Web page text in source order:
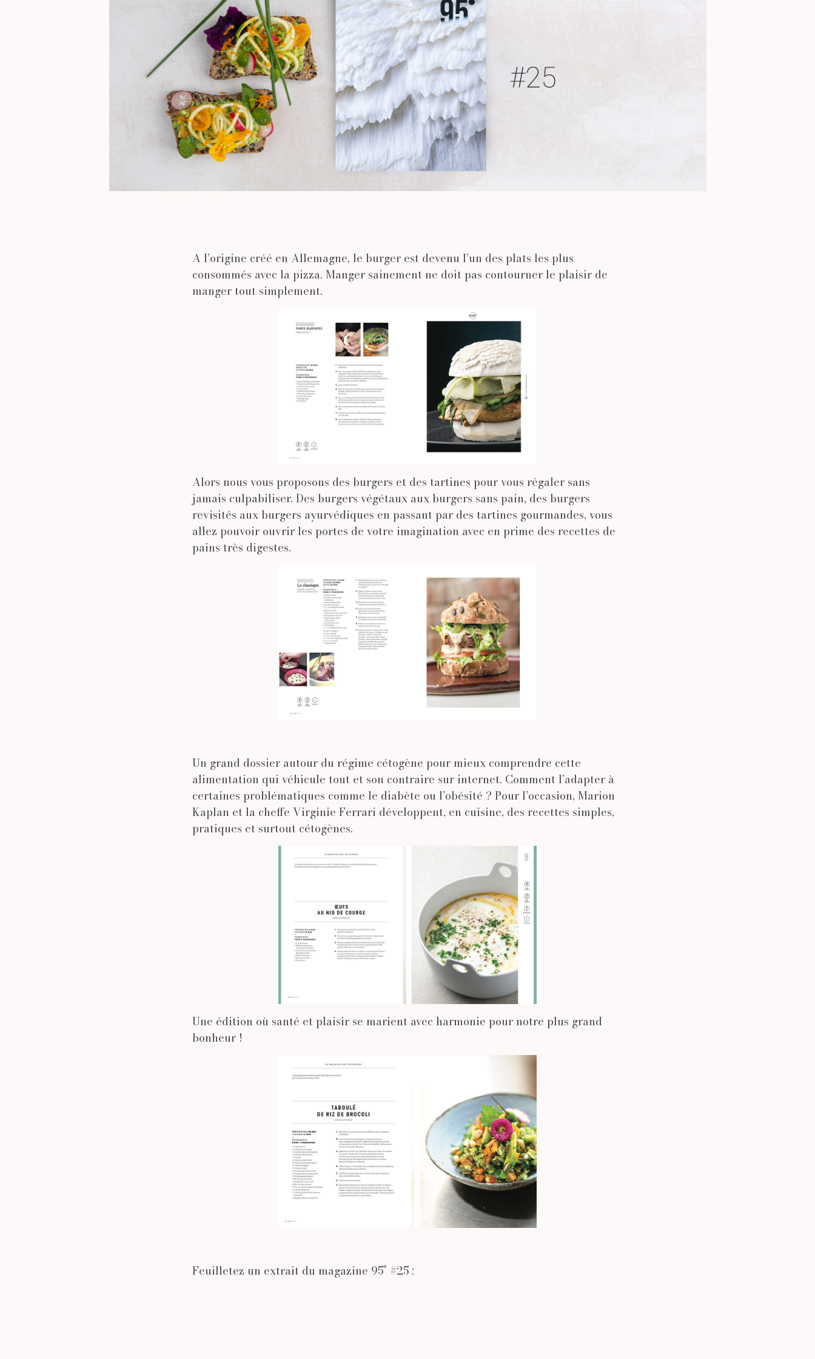
A l’origine créé en Allemagne, le burger est devenu l’un des plats les plus
consommés avec la pizza. Manger sainement ne doit pas contourner le plaisir de
manger tout simplement.
Alors nous vous proposons des burgers et des tartines pour vous régaler sans
jamais culpabiliser. Des burgers végétaux aux burgers sans pain, des burgers
revisités aux burgers ayurvédiques en passant par des tartines gourmandes, vous
allez pouvoir ouvrir les portes de votre imagination avec en prime des recettes de
pains très digestes.
Un grand dossier autour du régime cétogène pour mieux comprendre cette
alimentation qui véhicule tout et son contraire sur internet. Comment l’adapter à
certaines problématiques comme le diabète ou l’obésité ? Pour l’occasion, Marion
Kaplan et la cheffe Virginie Ferrari développent, en cuisine, des recettes simples,
pratiques et surtout cétogènes.
Une édition où santé et plaisir se marient avec harmonie pour notre plus grand
bonheur !
Feuilletez un extrait du magazine 95° #25 :